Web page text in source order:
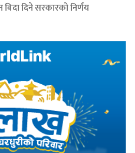
दिने सरकारको निर्णय